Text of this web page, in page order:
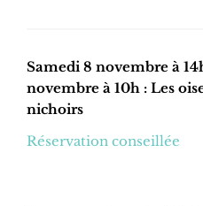
Samedi 8 novembre à
novembre à 10h : Les
nichoirs
Réservation conseillée